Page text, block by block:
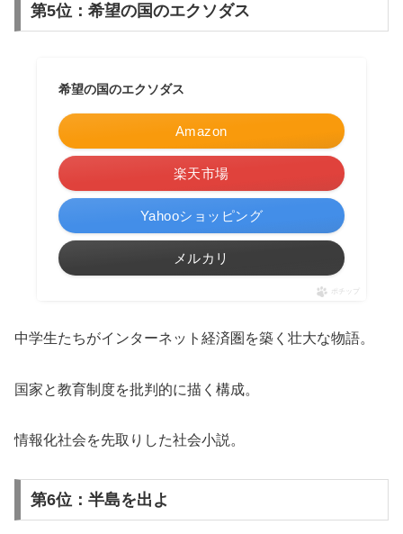
第5位：希望の国のエクソダス
希望の国のエクソダス
Amazon
楽天市場
Yahooショッピング
メルカリ
ポチップ
中学生たちがインターネット経済圏を築く壮大な物語。
国家と教育制度を批判的に描く構成。
情報化社会を先取りした社会小説。
第6位：半島を出よ